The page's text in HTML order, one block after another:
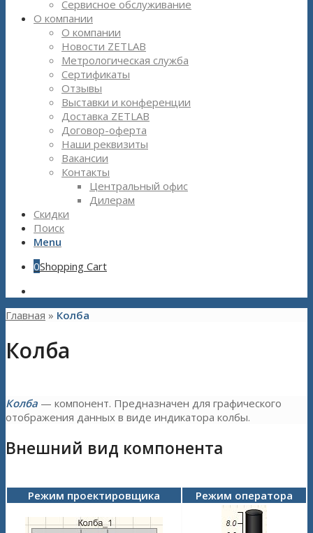
Сервисное обслуживание
О компании
О компании
Новости ZETLAB
Метрологическая служба
Сертификаты
Отзывы
Выставки и конференции
Доставка ZETLAB
Договор-оферта
Наши реквизиты
Вакансии
Контакты
Центральный офис
Дилерам
Скидки
Поиск
Menu
0Shopping Cart
Главная » Колба
Колба
Колба — компонент. Предназначен для графического
отображения данных в виде индикатора колбы.
Внешний вид компонента
Режим проектировщика Режим оператора